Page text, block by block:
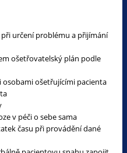
určení problému a přijímání
ošetřovatelský plán podle
ošetřujícími pacienta
v péči o sebe sama
času při provádění dané